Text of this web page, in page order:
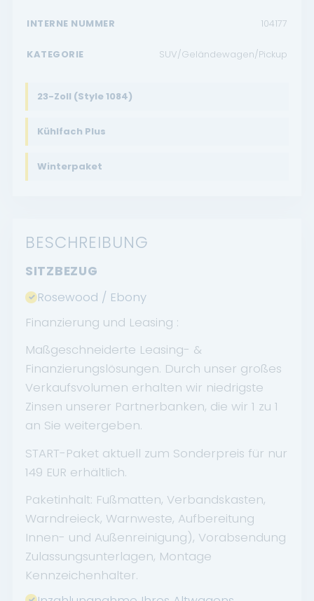
INTERNE NUMMER 104177
KATEGORIE SUV/Geländewagen/Pickup
23-Zoll (Style 1084)
Kühlfach Plus
Winterpaket
BESCHREIBUNG
SITZBEZUG
Rosewood / Ebony
Finanzierung und Leasing :
Maßgeschneiderte Leasing- &
Finanzierungslösungen. Durch unser großes
Verkaufsvolumen erhalten wir niedrigste
Zinsen unserer Partnerbanken, die wir 1 zu 1
an Sie weitergeben.
START-Paket aktuell zum Sonderpreis für nur
149 EUR erhältlich.
Paketinhalt: Fußmatten, Verbandskasten,
Warndreieck, Warnweste, Aufbereitung
Innen- und Außenreinigung), Vorabsendung
Zulassungsunterlagen, Montage
Kennzeichenhalter.